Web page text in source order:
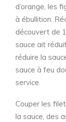
d’orange, les
à ébullition.
découvert de
sauce ait
réduire la
sauce à feu
service.
Couper les
la sauce, des